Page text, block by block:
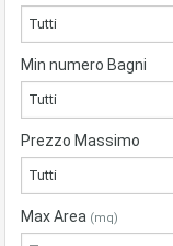
Tutti
Min numero Bagni
Tutti
Prezzo Massimo
Tutti
Max Area (mq)